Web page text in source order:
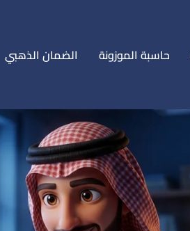
حاسبة الموزونة الضمان الذهبي